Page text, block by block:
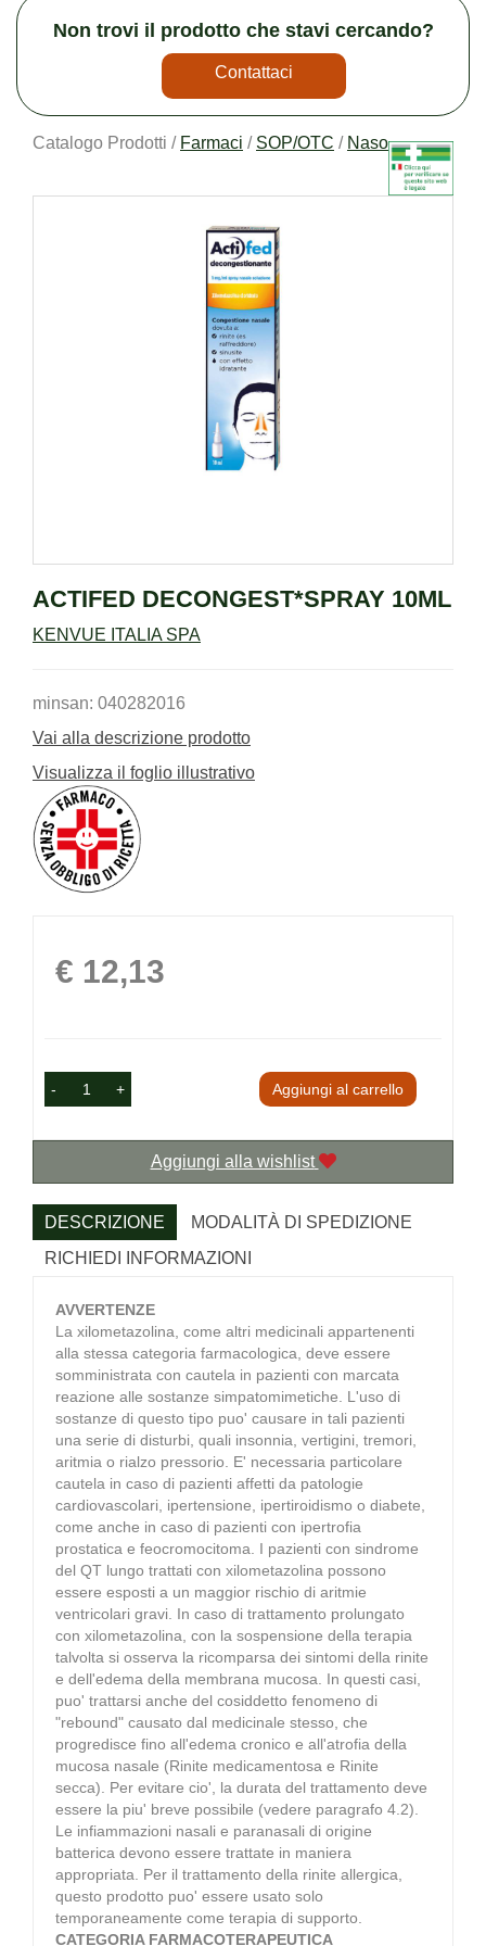
Non trovi il prodotto che stavi cercando?
Contattaci
Catalogo Prodotti / Farmaci / SOP/OTC / Naso
ACTIFED DECONGEST*SPRAY 10ML
KENVUE ITALIA SPA
minsan: 040282016
Vai alla descrizione prodotto
Visualizza il foglio illustrativo
Prezzo
€ 12,13
- + Aggiungi al carrello
Aggiungi alla wishlist
DESCRIZIONE
MODALITÀ DI SPEDIZIONE
RICHIEDI INFORMAZIONI
AVVERTENZE
La xilometazolina, come altri medicinali appartenenti
alla stessa categoria farmacologica, deve essere
somministrata con cautela in pazienti con marcata
reazione alle sostanze simpatomimetiche. L'uso di
sostanze di questo tipo puo' causare in tali pazienti
una serie di disturbi, quali insonnia, vertigini, tremori,
aritmia o rialzo pressorio. E' necessaria particolare
cautela in caso di pazienti affetti da patologie
cardiovascolari, ipertensione, ipertiroidismo o diabete,
come anche in caso di pazienti con ipertrofia
prostatica e feocromocitoma. I pazienti con sindrome
del QT lungo trattati con xilometazolina possono
essere esposti a un maggior rischio di aritmie
ventricolari gravi. In caso di trattamento prolungato
con xilometazolina, con la sospensione della terapia
talvolta si osserva la ricomparsa dei sintomi della rinite
e dell'edema della membrana mucosa. In questi casi,
puo' trattarsi anche del cosiddetto fenomeno di
"rebound" causato dal medicinale stesso, che
progredisce fino all'edema cronico e all'atrofia della
mucosa nasale (Rinite medicamentosa e Rinite
secca). Per evitare cio', la durata del trattamento deve
essere la piu' breve possibile (vedere paragrafo 4.2).
Le infiammazioni nasali e paranasali di origine
batterica devono essere trattate in maniera
appropriata. Per il trattamento della rinite allergica,
questo prodotto puo' essere usato solo
temporaneamente come terapia di supporto.
CATEGORIA FARMACOTERAPEUTICA